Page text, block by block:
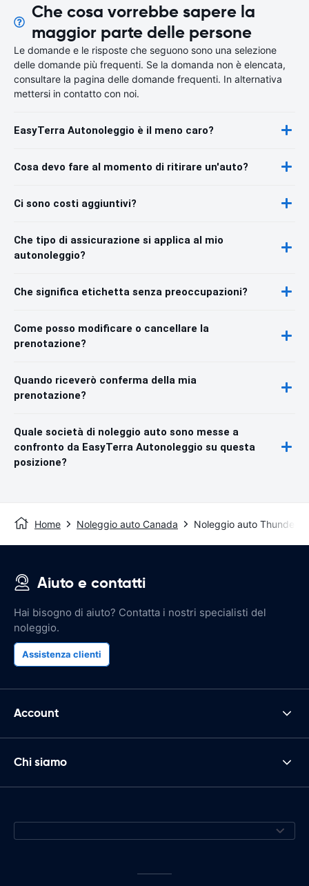
Che cosa vorrebbe sapere la
maggior parte delle persone
Le domande e le risposte che seguono sono una selezione
delle domande più frequenti. Se la domanda non è elencata,
consultare la pagina delle domande frequenti. In alternativa
mettersi in contatto con noi.
EasyTerra Autonoleggio è il meno caro?
Cosa devo fare al momento di ritirare un'auto?
Ci sono costi aggiuntivi?
Che tipo di assicurazione si applica al mio
autonoleggio?
Che significa etichetta senza preoccupazioni?
Come posso modificare o cancellare la
prenotazione?
Quando riceverò conferma della mia
prenotazione?
Quale società di noleggio auto sono messe a
confronto da EasyTerra Autonoleggio su questa
posizione?
Home Noleggio auto Canada Noleggio auto Thunder
Aiuto e contatti
Hai bisogno di aiuto? Contatta i nostri specialisti del
noleggio.
Assistenza clienti
Account
Chi siamo